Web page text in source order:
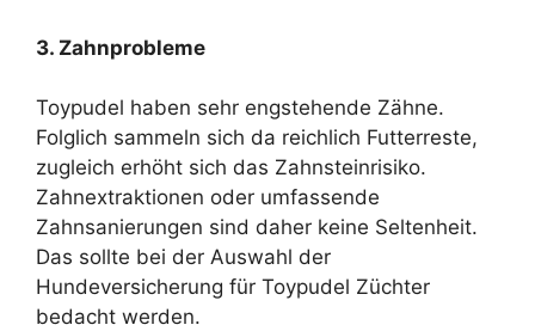
3. Zahnprobleme
Toypudel haben sehr engstehende Zähne.
Folglich sammeln sich da reichlich Futterreste,
zugleich erhöht sich das Zahnsteinrisiko.
Zahnextraktionen oder umfassende
Zahnsanierungen sind daher keine Seltenheit.
Das sollte bei der Auswahl der
Hundeversicherung für Toypudel Züchter
bedacht werden.